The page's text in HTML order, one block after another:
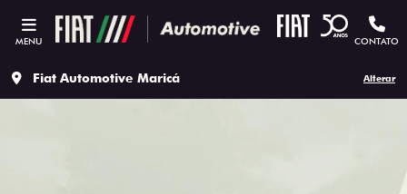
MENU CONTATO
Fiat Automotive Maricá Alterar